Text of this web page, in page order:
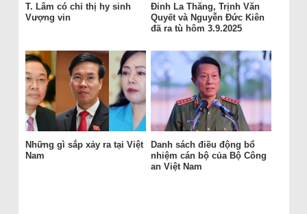
T. Lâm có chỉ thị hy sinh
Vượng vin
Đinh La Thăng, Trịnh Văn
Quyết và Nguyễn Đức Kiên
đã ra tù hôm 3.9.2025
Những gì sắp xảy ra tại Việt
Nam
Danh sách điều động bổ
nhiệm cán bộ của Bộ Công
an Việt Nam